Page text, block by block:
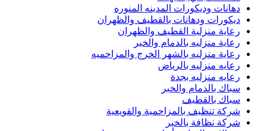
دهانات وديكورات المدينه المنوره
ديكورات ودهانات بالقطيف والظهران
رعاية منزلية القطيف والظهران
رعاية منزليه بالدمام والخبر
رعاية منزليه بالشهر الخرج والمزاحميه
رعايه منزليه بالرياض
رعايه منزليه بجدة
سباك بالدمام والخبر
سباك بالقطيف
شركة تنظيف بالمزاحمية والقويعية
شركة نظافة بالخبر